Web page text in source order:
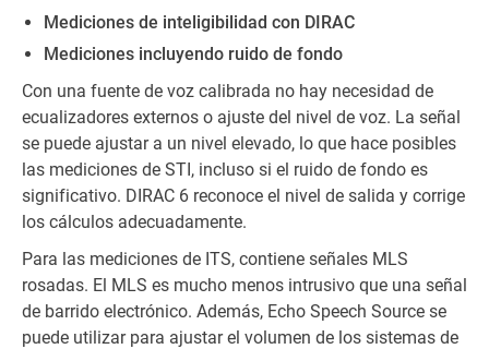
Mediciones de inteligibilidad con DIRAC
Mediciones incluyendo ruido de fondo
Con una fuente de voz calibrada no hay necesidad de
ecualizadores externos o ajuste del nivel de voz. La señal
se puede ajustar a un nivel elevado, lo que hace posibles
las mediciones de STI, incluso si el ruido de fondo es
significativo. DIRAC 6 reconoce el nivel de salida y corrige
los cálculos adecuadamente.
Para las mediciones de ITS, contiene señales MLS
rosadas. El MLS es mucho menos intrusivo que una señal
de barrido electrónico. Además, Echo Speech Source se
puede utilizar para ajustar el volumen de los sistemas de